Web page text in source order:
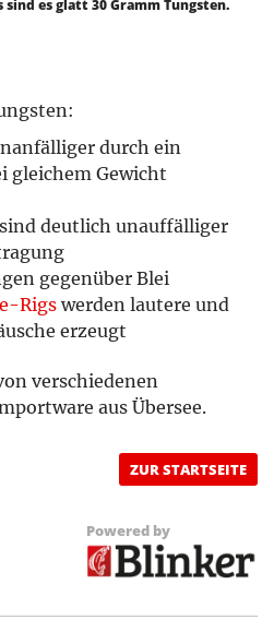
es glatt 30 Gramm Tungsten.
durch ein
gleichem Gewicht
deutlich unauffälliger
gegenüber Blei
Rigs werden lautere und
erzeugt
verschiedenen
aus Übersee.
ZUR STARTSEITE
Powered by